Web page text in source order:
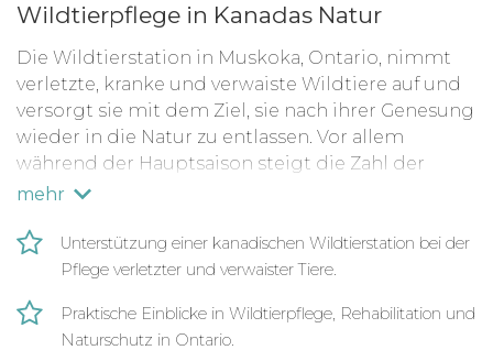
Wildtierpflege in Kanadas Natur
Die Wildtierstation in Muskoka, Ontario, nimmt
verletzte, kranke und verwaiste Wildtiere auf und
versorgt sie mit dem Ziel, sie nach ihrer Genesung
wieder in die Natur zu entlassen. Vor allem
während der Hauptsaison steigt die Zahl der
Tiere, die Pflege, Fütterung und medizinische
sicherzustellen, ist das Projekt auf die
Unterstützung engagierter Volunteers
angewiesen.
Als Volunteer unterstützt du das Team bei
mehr
Unterstützung einer kanadischen Wildtierstation bei der
Pflege verletzter und verwaister Tiere.
Praktische Einblicke in Wildtierpflege, Rehabilitation und
Naturschutz in Ontario.